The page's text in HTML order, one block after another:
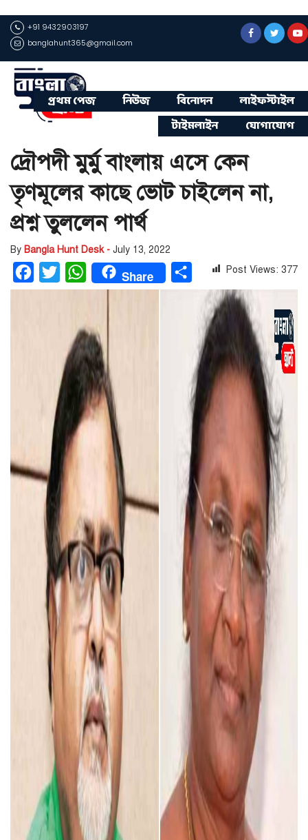
+91 9432903197
banglahunt365@gmail.com
প্রথম পেজ নিউজ বিনোদন
লাইফস্টাইল
টাইমলাইন
যোগাযোগ
দ্রৌপদী মুর্মু বাংলায় এসে কেন
তৃণমূলের কাছে ভোট চাইলেন না,
প্রশ্ন তুললেন পার্থ
By Bangla Hunt Desk - July 13, 2022
Facebook
Twitter WhatsAppShare Share Post Views: 377